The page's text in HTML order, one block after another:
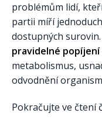
problémům lidí,
partii míří
dostupných
pravidelné popíjení
metabolismus,
odvodnění
Pokračujte ve čtení